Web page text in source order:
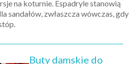
na koturnie. Espadryle stanowią
sandałów, zwłaszcza wówczas, gdy
Buty damskie do